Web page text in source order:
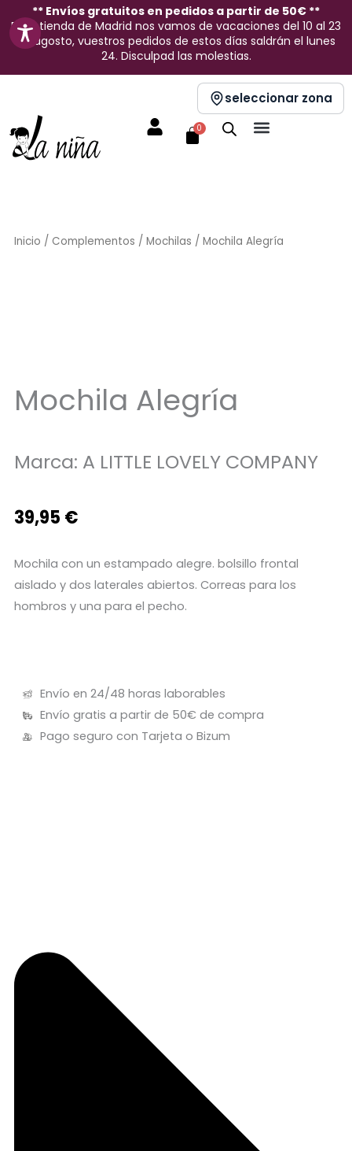
contenido
** Envíos gratuitos en pedidos a partir de 50€ **
En la tienda de Madrid nos vamos de vacaciones del 10 al 23
de agosto, vuestros pedidos de estos días saldrán el lunes
24. Disculpad las molestias.
seleccionar zona
0
Carrito
Inicio / Complementos / Mochilas / Mochila Alegría
Mochila Alegría
Marca: A LITTLE LOVELY COMPANY
39,95 €
Mochila con un estampado alegre. bolsillo frontal
aislado y dos laterales abiertos. Correas para los
hombros y una para el pecho.
Envío en 24/48 horas laborables
Envío gratis a partir de 50€ de compra
Pago seguro con Tarjeta o Bizum